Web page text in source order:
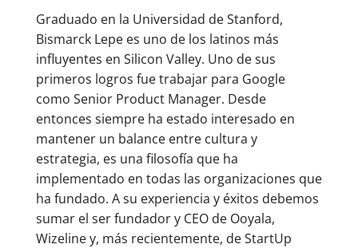
Graduado en la Universidad de Stanford,
Bismarck Lepe es uno de los latinos más
influyentes en Silicon Valley. Uno de sus
primeros logros fue trabajar para Google
como Senior Product Manager. Desde
entonces siempre ha estado interesado en
mantener un balance entre cultura y
estrategia, es una filosofía que ha
implementado en todas las organizaciones que
ha fundado. A su experiencia y éxitos debemos
sumar el ser fundador y CEO de Ooyala,
Wizeline y, más recientemente, de StartUp